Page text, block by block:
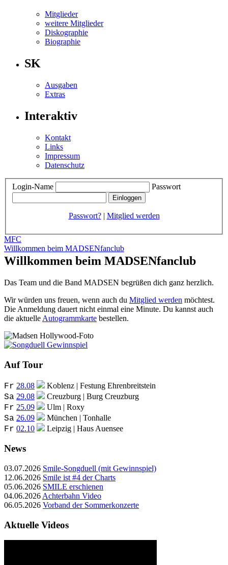
Mitglieder
weitere Mitglieder
Diskographie
Biographie
SK
Ausgaben
Extras
Interaktiv
Kontakt
Links
Impressum
Datenschutz
Login-Name Passwort
Passwort?| Mitglied werden
MFC
Willkommen beim MADSENfanclub
Willkommen beim MADSENfanclub
Das Team und die Band MADSEN begrüßen dich ganz herzlich.
Wir würden uns freuen, wenn auch du Mitglied werden möchtest.
Die Anmeldung dauert nicht einmal eine Minute. Du kannst auch
die aktuelle Autogrammkarte bestellen.
Auf Tour
Fr 28.08 Koblenz | Festung Ehrenbreitstein
Sa 29.08 Creuzburg | Burg Creuzburg
Fr 25.09 Ulm | Roxy
Sa 26.09 München | Tonhalle
Fr 02.10 Leipzig | Haus Auensee
News
03.07.2026 Smile-Songduell (mit Gewinnspiel)
12.06.2026 Smile ist #4 der Charts
05.06.2026 SMILE erschienen
04.06.2026 Achterbahn Video
06.05.2026 Vorband der Sommerkonzerte
Aktuelle Videos